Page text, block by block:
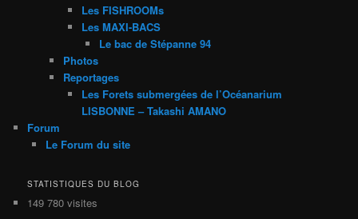
Les FISHROOMs
Les MAXI-BACS
Le bac de Stépanne 94
Photos
Reportages
Les Forets submergées de l’Océanarium
LISBONNE – Takashi AMANO
Forum
Le Forum du site
STATISTIQUES DU BLOG
149 780 visites